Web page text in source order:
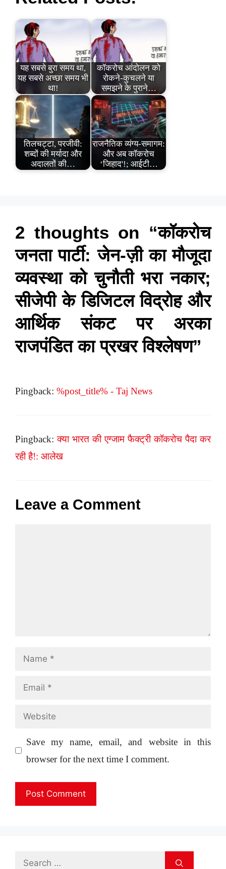
यह सबसे बुरा समय था,
यह सबसे अच्छा समय भी
था!
कॉकरोच आंदोलन को
रोकने-कुचलने या
समझने के पुराने…
तिलचट्टा, परजीवी:
शब्दों की मर्यादा और
अदालतों की…
राजनैतिक व्यंग्य-समागम:
और अब कॉकरोच
‘जिहाद'!; आईटी…
2 thoughts on “कॉकरोच
जनता पार्टी: जेन-ज़ी का मौजूदा
व्यवस्था को चुनौती भरा नकार;
सीजेपी के डिजिटल विद्रोह और
आर्थिक संकट पर अरका
राजपंडित का प्रखर विश्लेषण”
Pingback: %post_title% - Taj News
Pingback:क्या भारत की एग्जाम फैक्ट्री कॉकरोच पैदा कर
रही है!: आलेख
Leave a Comment
Name
Email
Website
Save my name, email, and website in this
browser for the next time I comment.
Search